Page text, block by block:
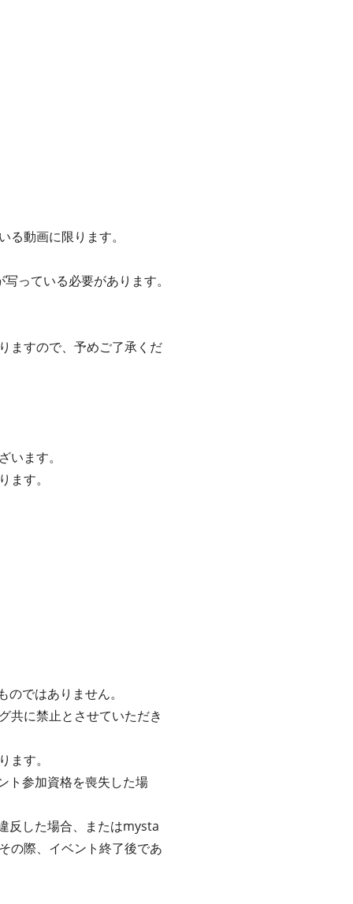
動画に限ります。
っている必要があります。
ますので、予めご了承くだ
ます。
す。
ではありません。
共に禁止とさせていただき
す。
ト参加資格を喪失した場
反した場合、またはmysta
の際、イベント終了後であ